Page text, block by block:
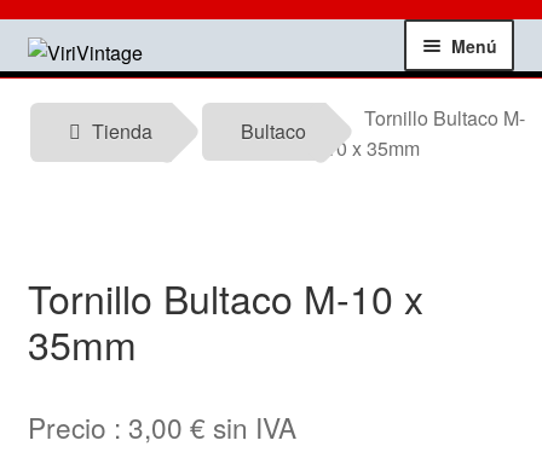
Ir
a
navegación
Ir
al
Menú
Tienda
Informacion tecnica
Testimonios
Tienda Bultaco
Tornillo Bultaco M-
10 x 35mm
Tornillo Bultaco M-10 x
35mm
Precio : 3,00 € sin IVA